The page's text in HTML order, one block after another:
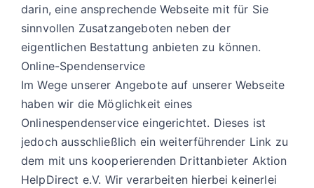
darin, eine ansprechende Webseite mit für Sie
sinnvollen Zusatzangeboten neben der
eigentlichen Bestattung anbieten zu können.
Online-Spendenservice
Im Wege unserer Angebote auf unserer Webseite
haben wir die Möglichkeit eines
Onlinespendenservice eingerichtet. Dieses ist
jedoch ausschließlich ein weiterführender Link zu
dem mit uns kooperierenden Drittanbieter Aktion
HelpDirect e.V. Wir verarbeiten hierbei keinerlei